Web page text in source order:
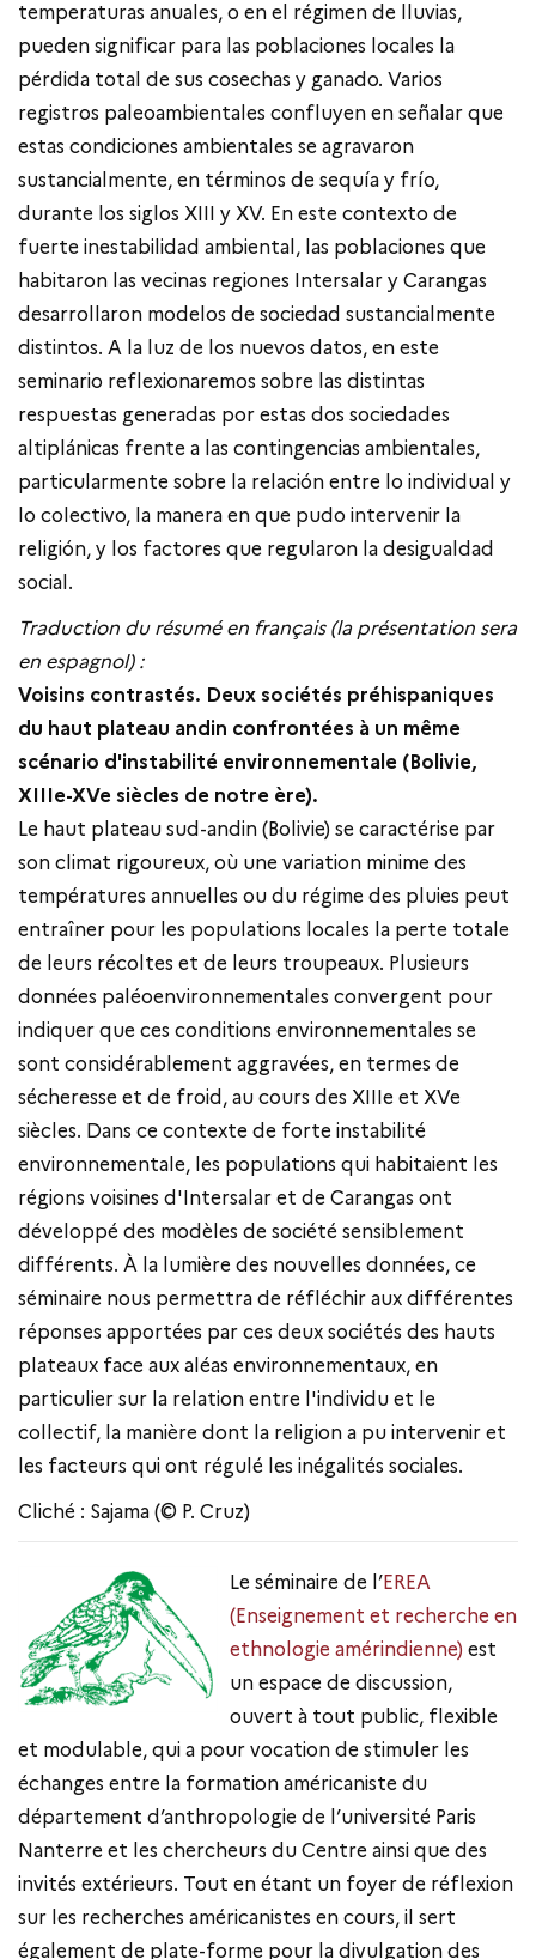
temperaturas anuales, o en el régimen de lluvias,
pueden significar para las poblaciones locales la
pérdida total de sus cosechas y ganado. Varios
registros paleoambientales confluyen en señalar que
estas condiciones ambientales se agravaron
sustancialmente, en términos de sequía y frío,
durante los siglos XIII y XV. En este contexto de
fuerte inestabilidad ambiental, las poblaciones que
habitaron las vecinas regiones Intersalar y Carangas
desarrollaron modelos de sociedad sustancialmente
distintos. A la luz de los nuevos datos, en este
seminario reflexionaremos sobre las distintas
respuestas generadas por estas dos sociedades
altiplánicas frente a las contingencias ambientales,
particularmente sobre la relación entre lo individual y
lo colectivo, la manera en que pudo intervenir la
religión, y los factores que regularon la desigualdad
social.
Traduction du résumé en français (la présentation sera
en espagnol) :
Voisins contrastés. Deux sociétés préhispaniques
du haut plateau andin confrontées à un même
scénario d'instabilité environnementale (Bolivie,
XIIIe-XVe siècles de notre ère).
Le haut plateau sud-andin (Bolivie) se caractérise par
son climat rigoureux, où une variation minime des
températures annuelles ou du régime des pluies peut
entraîner pour les populations locales la perte totale
de leurs récoltes et de leurs troupeaux. Plusieurs
données paléoenvironnementales convergent pour
indiquer que ces conditions environnementales se
sont considérablement aggravées, en termes de
sécheresse et de froid, au cours des XIIIe et XVe
siècles. Dans ce contexte de forte instabilité
environnementale, les populations qui habitaient les
régions voisines d'Intersalar et de Carangas ont
développé des modèles de société sensiblement
différents. À la lumière des nouvelles données, ce
séminaire nous permettra de réfléchir aux différentes
réponses apportées par ces deux sociétés des hauts
plateaux face aux aléas environnementaux, en
particulier sur la relation entre l'individu et le
collectif, la manière dont la religion a pu intervenir et
les facteurs qui ont régulé les inégalités sociales.
Cliché : Sajama (© P. Cruz)
Le séminaire de l’EREA
(Enseignement et recherche en
ethnologie amérindienne) est
un espace de discussion,
ouvert à tout public, flexible
et modulable, qui a pour vocation de stimuler les
échanges entre la formation américaniste du
département d’anthropologie de l’université Paris
Nanterre et les chercheurs du Centre ainsi que des
invités extérieurs. Tout en étant un foyer de réflexion
sur les recherches américanistes en cours, il sert
également de plate-forme pour la divulgation des